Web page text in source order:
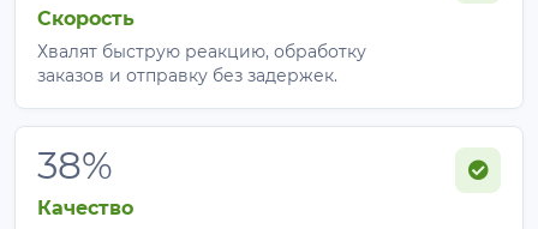
Скорость
Хвалят быструю реакцию, обработку
заказов и отправку без задержек.
38%
Качество